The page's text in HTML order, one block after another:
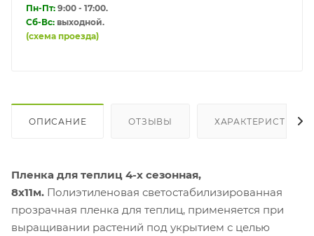
Пн-Пт: 9:00 - 17:00.
Сб-Вс: выходной.
(схема проезда)
ОПИСАНИЕ ОТЗЫВЫ ХАРАКТЕРИСТИКИ
Пленка для теплиц 4-х сезонная,
8х11м. Полиэтиленовая светостабилизированная
прозрачная пленка для теплиц, применяется при
выращивании растений под укрытием с целью